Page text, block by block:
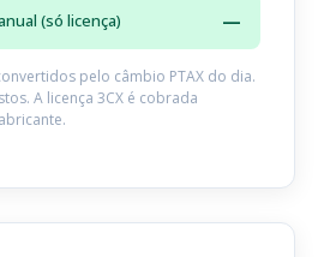
(só licença) —
pelo câmbio PTAX do dia.
A licença 3CX é cobrada